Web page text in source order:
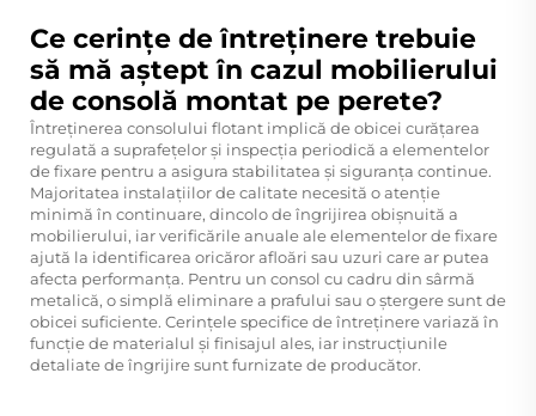
Ce cerințe de întreținere trebuie
să mă aștept în cazul mobilierului
de consolă montat pe perete?
Întreținerea consolului flotant implică de obicei curățarea
regulată a suprafețelor și inspecția periodică a elementelor
de fixare pentru a asigura stabilitatea și siguranța continue.
Majoritatea instalațiilor de calitate necesită o atenție
minimă în continuare, dincolo de îngrijirea obișnuită a
mobilierului, iar verificările anuale ale elementelor de fixare
ajută la identificarea oricăror afloări sau uzuri care ar putea
afecta performanța. Pentru un consol cu cadru din sârmă
metalică, o simplă eliminare a prafului sau o ștergere sunt de
obicei suficiente. Cerințele specifice de întreținere variază în
funcție de materialul și finisajul ales, iar instrucțiunile
detaliate de îngrijire sunt furnizate de producător.